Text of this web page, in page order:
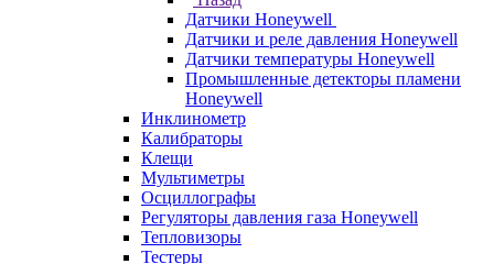
Датчики Honeywell
Датчики и реле давления Honeywell
Датчики температуры Honeywell
Промышленные детекторы пламени
Honeywell
Инклинометр
Калибраторы
Клещи
Мультиметры
Осциллографы
Регуляторы давления газа Honeywell
Тепловизоры
Тестеры